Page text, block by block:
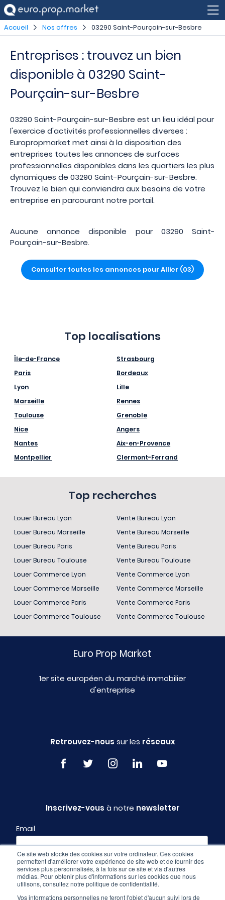
Ce site web stocke des cookies sur votre ordinateur. Ces cookies
permettent d'améliorer votre expérience de site web et de fournir des
services plus personnalisés, à la fois sur ce site et via d'autres
médias. Pour obtenir plus d'informations sur les cookies que nous
utilisons, consultez notre politique de confidentialité.
Vos informations personnelles ne feront l'objet d'aucun suivi lors de
Accueil Nos offres 03290 Saint-Pourçain-sur-Besbre
Entreprises : trouvez un bien
disponible à 03290 Saint-
Pourçain-sur-Besbre
03290 Saint-Pourçain-sur-Besbre est un lieu idéal pour
l'exercice d'activités professionnelles diverses :
Europropmarket met ainsi à la disposition des
entreprises toutes les annonces de surfaces
professionnelles disponibles dans les quartiers les plus
dynamiques de 03290 Saint-Pourçain-sur-Besbre.
Trouvez le bien qui conviendra aux besoins de votre
entreprise en parcourant notre portail.
Aucune annonce disponible pour 03290 Saint-
Pourçain-sur-Besbre.
Consulter toutes les annonces pour Allier (03)
Top localisations
Île-de-France
Paris
Lyon
Marseille
Toulouse
Nice
Nantes
Montpellier
Strasbourg
Bordeaux
Lille
Rennes
Grenoble
Angers
Aix-en-Provence
Clermont-Ferrand
Top recherches
Louer Bureau Lyon
Louer Bureau Marseille
Louer Bureau Paris
Louer Bureau Toulouse
Louer Commerce Lyon
Louer Commerce Marseille
Louer Commerce Paris
Louer Commerce Toulouse
Vente Bureau Lyon
Vente Bureau Marseille
Vente Bureau Paris
Vente Bureau Toulouse
Vente Commerce Lyon
Vente Commerce Marseille
Vente Commerce Paris
Vente Commerce Toulouse
Euro Prop Market
1er site européen du marché immobilier
d'entreprise
Retrouvez-nous sur les réseaux
Inscrivez-vous à notre newsletter
Email
Profil